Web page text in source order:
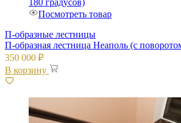
Посмотреть товар
П-образные лестницы
П-образная лестница Неаполь (с
350 000 ₽
В корзину